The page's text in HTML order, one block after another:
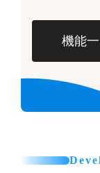
機能